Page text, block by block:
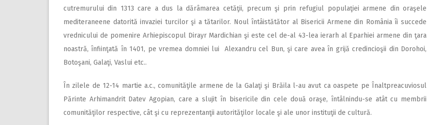
cutremurului din 1313 care a dus la dărâmarea cetăţii, precum şi prin refugiul populaţiei armene din oraşele
mediteraneene datorită invaziei turcilor şi a tătarilor. Noul întâistătător al Bisericii Armene din România îi succede
vrednicului de pomenire Arhiepiscopul Dirayr Mardichian şi este cel de-al 43-lea ierarh al Eparhiei armene din ţara
noastră, înfiinţată în 1401, pe vremea domniei lui Alexandru cel Bun, şi care avea în grijă credincioşii din Dorohoi,
Botoşani, Galaţi, Vaslui etc..
În zilele de 12-14 martie a.c., comunităţile armene de la Galaţi şi Brăila l-au avut ca oaspete pe Înaltpreacuviosul
Părinte Arhimandrit Datev Agopian, care a slujit în bisericile din cele două oraşe, întâlnindu-se atât cu membrii
comunităţilor respective, cât şi cu reprezentanţii autorităţilor locale şi ale unor instituţii de cultură.